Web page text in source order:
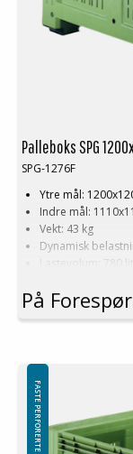
Palleboks SPG
SPG-1276F
Ytre mål:
Indre mål:
Vekt: 43 kg
Dynamisk
Lastevolum: 780
Standardfarge:
Logistikk: 3 stk/
Denne spesielle
bestilling på mellom
På
FASTE PERFORERTE